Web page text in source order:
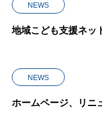
NEWS
地域こども支援ネッ
NEWS
ホームページ、リニ